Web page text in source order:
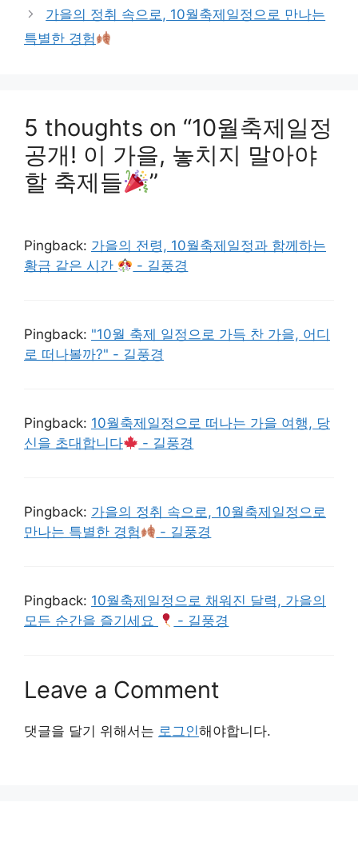
가을의 정취 속으로, 10월축제일정으로 만나는
특별한 경험
5 thoughts on “10월축제일정
공개! 이 가을, 놓치지 말아야
할 축제들
”
Pingback: 가을의 전령, 10월축제일정과 함께하는
황금 같은 시간
- 길풍경
Pingback: "10월 축제 일정으로 가득 찬 가을, 어디
로 떠나볼까?" - 길풍경
Pingback: 10월축제일정으로 떠나는 가을 여행, 당
신을 초대합니다
- 길풍경
Pingback: 가을의 정취 속으로, 10월축제일정으로
만나는 특별한 경험
- 길풍경
Pingback: 10월축제일정으로 채워진 달력, 가을의
모든 순간을 즐기세요
- 길풍경
Leave a Comment
댓글을 달기 위해서는 로그인해야합니다.